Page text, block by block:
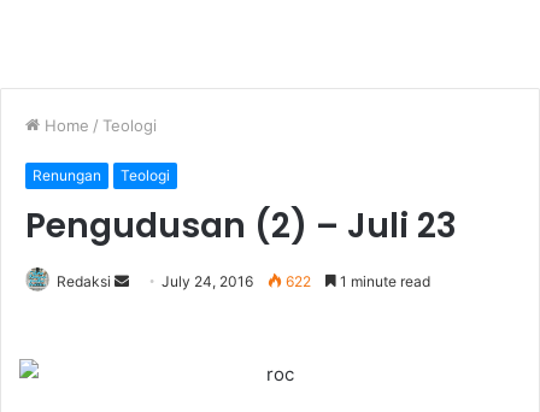
Home / Teologi
Renungan Teologi
Pengudusan (2) – Juli 23
Redaksi July 24, 2016 622 1 minute read